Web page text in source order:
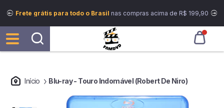
Frete grátis para todo o Brasil nas compras acima de R$ 199,90
Início Blu-ray - Touro Indomável (Robert De Niro)